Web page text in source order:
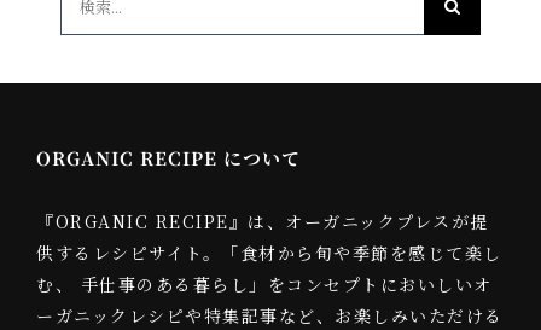
ORGANIC RECIPE について
『ORGANIC RECIPE』は、オーガニックプレスが提
供するレシピサイト。「食材から旬や季節を感じて楽し
む、 手仕事のある暮らし」をコンセプトにおいしいオ
ーガニックレシピや特集記事など、お楽しみいただける